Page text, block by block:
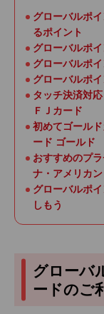
グローバルポ
るポイント
グローバルポ
グローバルポ
グローバルポ
タッチ決済対
ＦＪカード
初めてゴール
ード ゴールド
おすすめのプ
ナ・アメリカ
グローバルポ
しもう
グローバ
ードのご